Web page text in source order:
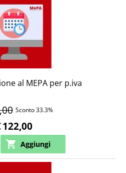
al MEPA per p.iva
Sconto 33.3%
122,00